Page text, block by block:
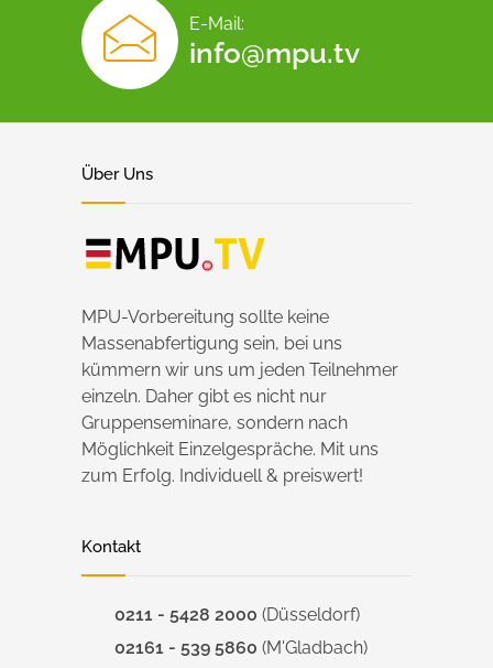
E-Mail:
info@mpu.tv
Über Uns
MPU-Vorbereitung sollte keine
Massenabfertigung sein, bei uns
kümmern wir uns um jeden Teilnehmer
einzeln. Daher gibt es nicht nur
Gruppenseminare, sondern nach
Möglichkeit Einzelgespräche. Mit uns
zum Erfolg. Individuell & preiswert!
Kontakt
0211 - 5428 2000 (Düsseldorf)
02161 - 539 5860 (M'Gladbach)